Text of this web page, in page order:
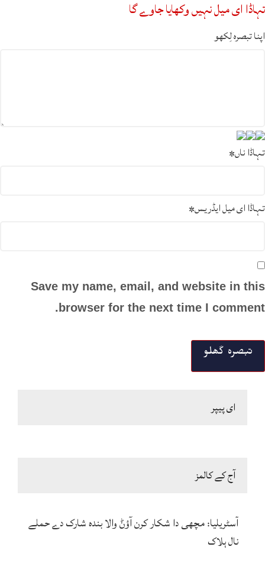
تہاڈا ای میل نہیں وکھایا جاوے گا
اپنا تبصرہ لِکھو
تہاڈا ناں*
تہاڈا ای میل ایڈریس*
Save my name, email, and website in this
browser for the next time I comment.
ای پیپر
آج کے کالمز
آسٹریلیا: مچھی دا شکار کرن آؤݨ والا بندہ شارک دے حملے
نال ہلاک